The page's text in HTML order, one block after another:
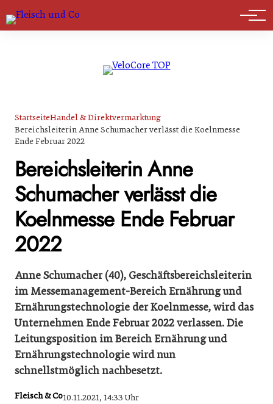
Marktführer
StartseiteHandel & Direktvermarktung
Bereichsleiterin Anne Schumacher verlässt die Koelnmesse
Ende Februar 2022
Bereichsleiterin Anne
Schumacher verlässt die
Koelnmesse Ende Februar
2022
Anne Schumacher (40), Geschäftsbereichsleiterin
im Messemanagement-Bereich Ernährung und
Ernährungstechnologie der Koelnmesse, wird das
Unternehmen Ende Februar 2022 verlassen. Die
Leitungsposition im Bereich Ernährung und
Ernährungstechnologie wird nun
schnellstmöglich nachbesetzt.
Fleisch & Co10.11.2021, 14:33 Uhr